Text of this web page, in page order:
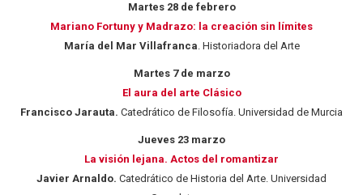
Martes 28 de febrero
Mariano Fortuny y Madrazo: la creación sin límites
María del Mar Villafranca. Historiadora del Arte
Martes 7 de marzo
El aura del arte Clásico
Francisco Jarauta. Catedrático de Filosofía. Universidad de Murcia
Jueves 23 marzo
La visión lejana. Actos del romantizar
Javier Arnaldo. Catedrático de Historia del Arte. Universidad